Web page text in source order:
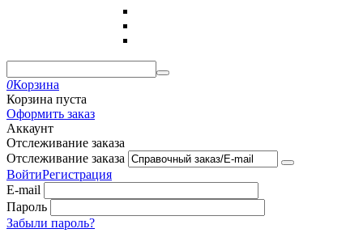
0Корзина
Корзина пуста
Оформить заказ
Аккаунт
Отслеживание заказа
Отслеживание заказа
ВойтиРегистрация
E-mail
Пароль
Забыли пароль?